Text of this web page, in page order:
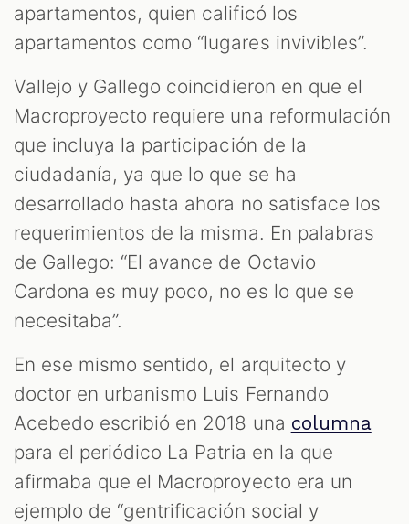
apartamentos, quien calificó los
apartamentos como “lugares invivibles”.
Vallejo y Gallego coincidieron en que el
Macroproyecto requiere una reformulación
que incluya la participación de la
ciudadanía, ya que lo que se ha
desarrollado hasta ahora no satisface los
requerimientos de la misma. En palabras
de Gallego: “El avance de Octavio
Cardona es muy poco, no es lo que se
necesitaba”.
En ese mismo sentido, el arquitecto y
doctor en urbanismo Luis Fernando
Acebedo escribió en 2018 una columna
para el periódico La Patria en la que
afirmaba que el Macroproyecto era un
ejemplo de “gentrificación social y